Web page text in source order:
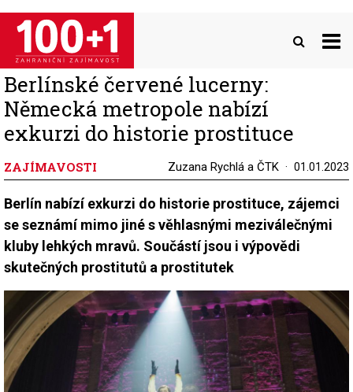
Přejít
hlavnímu
obsahu
Berlínské červené lucerny:
Německá metropole nabízí
exkurzi do historie prostituce
ZAJÍMAVOSTI Zuzana Rychlá a ČTK 01.01.2023
Berlín nabízí exkurzi do historie prostituce, zájemci
se seznámí mimo jiné s věhlasnými meziválečnými
kluby lehkých mravů. Součástí jsou i výpovědi
skutečných prostitutů a prostitutek